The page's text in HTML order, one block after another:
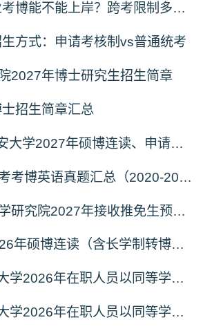
2027跨专业考博能不能上岸？跨考限制多不多？
方式：申请考核制vs普通统考
2027年博士研究生招生简章
招生简章汇总
中国人民公安大学2027年硕博连读、申请考核、本科直博博士研究生招生报名事宜的通知
全国医学统考考博英语真题汇总（2020-2026年）
南京水利科学研究院2027年接收推免生预报名公告
东华大学2026年硕博连读（含长学制转博）博士研究生拟录取名单公示
成都中医药大学2026年在职人员以同等学力申请中西医结合博士学术学位招生章程
成都中医药大学2026年在职人员以同等学力申请中医博士专业学位招生章程